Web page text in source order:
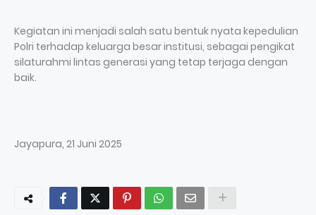
Kegiatan ini menjadi salah satu bentuk nyata kepedulian
Polri terhadap keluarga besar institusi, sebagai pengikat
silaturahmi lintas generasi yang tetap terjaga dengan
baik.
Jayapura, 21 Juni 2025